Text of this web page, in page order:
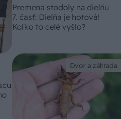
Premena stodoly na dielňu
7. časť: Dielňa je hotová!
Koľko to celé vyšlo?
Dvor a záhrada